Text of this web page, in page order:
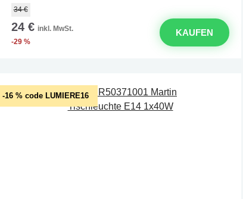
34 €
24 € inkl. MwSt.
-29 %
KAUFEN
-16 % code LUMIERE16